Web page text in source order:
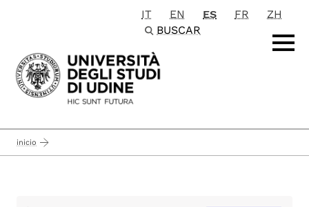
Passa al contenuto principale
IT EN ES FR
ZH
BUSCAR
inicio